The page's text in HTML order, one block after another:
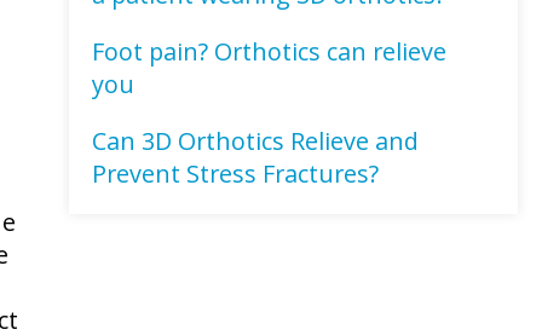
Foot pain? Orthotics can relieve
you
Can 3D Orthotics Relieve and
Prevent Stress Fractures?